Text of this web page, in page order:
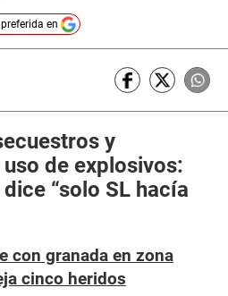
en
y
de explosivos:
“solo SL hacía
con granada en zona
cinco heridos